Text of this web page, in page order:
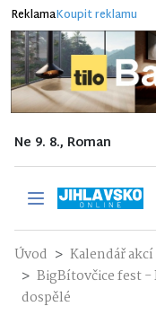
ReklamaKoupit reklamu
Ne 9. 8., Roman
Úvod
Kalendář akcí
BigBítovčice fest
dospělé